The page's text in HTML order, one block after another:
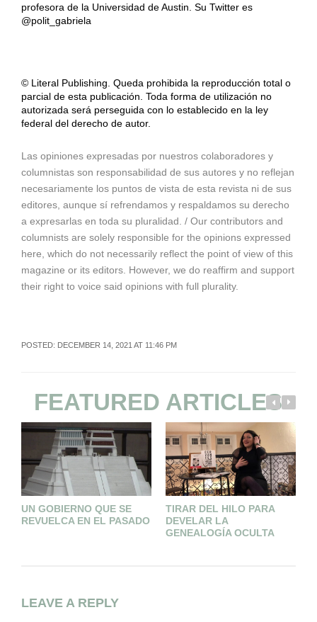
profesora de la Universidad de Austin. Su Twitter es
@polit_gabriela
© Literal Publishing. Queda prohibida la reproducción total o
parcial de esta publicación. Toda forma de utilización no
autorizada será perseguida con lo establecido en la ley
federal del derecho de autor.
Las opiniones expresadas por nuestros colaboradores y
columnistas son responsabilidad de sus autores y no reflejan
necesariamente los puntos de vista de esta revista ni de sus
editores, aunque sí refrendamos y respaldamos su derecho
a expresarlas en toda su pluralidad. / Our contributors and
columnists are solely responsible for the opinions expressed
here, which do not necessarily reflect the point of view of this
magazine or its editors. However, we do reaffirm and support
their right to voice said opinions with full plurality.
POSTED: DECEMBER 14, 2021 AT 11:46 PM
FEATURED ARTICLES
UN GOBIERNO QUE SE
REVUELCA EN EL PASADO
TIRAR DEL HILO PARA
DEVELAR LA
GENEALOGÍA OCULTA
LEAVE A REPLY